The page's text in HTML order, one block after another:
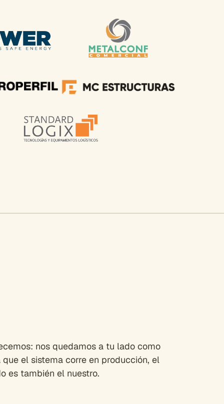
nos quedamos a tu lado como
el sistema corre en producción, el
es también el nuestro.